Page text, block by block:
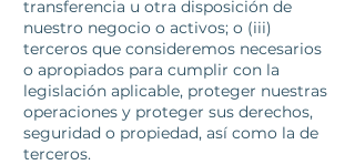
transferencia u otra disposición de
nuestro negocio o activos; o (iii)
terceros que consideremos necesarios
o apropiados para cumplir con la
legislación aplicable, proteger nuestras
operaciones y proteger sus derechos,
seguridad o propiedad, así como la de
terceros.